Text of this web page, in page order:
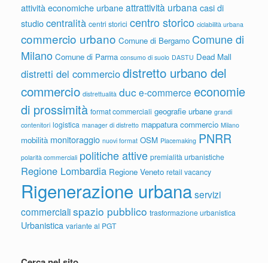
attività economiche urbaneattrattività urbana casi di
studiocentralità centri storici centro storico ciclabilità urbana
commercio urbano Comune di Bergamo Comune di
Milano Comune di Parma consumo di suolo DASTU Dead Mall
distretti del commerciodistretto urbano del
commercio distrettualità duc e-commerce economie
di prossimità format commerciali geografie urbane grandi
contenitori logistica manager di distretto mappatura commercio Milano
mobilità monitoraggio nuovi format OSM Placemaking PNRR
polarità commerciali politiche attive premialità urbanistiche
Regione Lombardia Regione Veneto retail vacancy
Rigenerazione urbanaservizi
commercialispazio pubblico trasformazione urbanistica
Urbanistica variante al PGT